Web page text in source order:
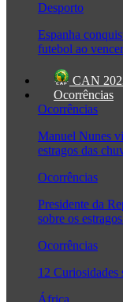
Desporto
Espanha
futebol ao
CAN
Ocorrências
Ocorrências
Manuel Nunes
estragos das
Ocorrências
Presidente da
sobre os
Ocorrências
12 Curiosidades
África